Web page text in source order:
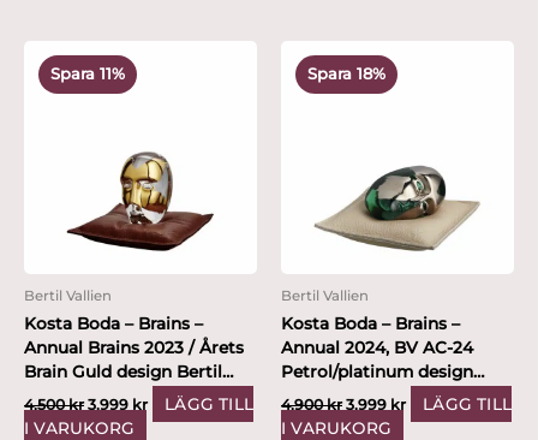
Spara 11%
Bertil Vallien
Kosta Boda – Brains –
Annual Brains 2023 / Årets
Brain Guld design Bertil
Vallien
4,500kr
ursprungliga
priset
3,999 kr
LÄGG TILL
I VARUKORG
Spara 18%
Bertil Vallien
Kosta Boda – Brains –
Annual 2024, BV AC-24
Petrol/platinum design
Bertil Vallien
4,900kr
ursprungliga
3,999 kr
LÄGG TILL
I VARUKORG